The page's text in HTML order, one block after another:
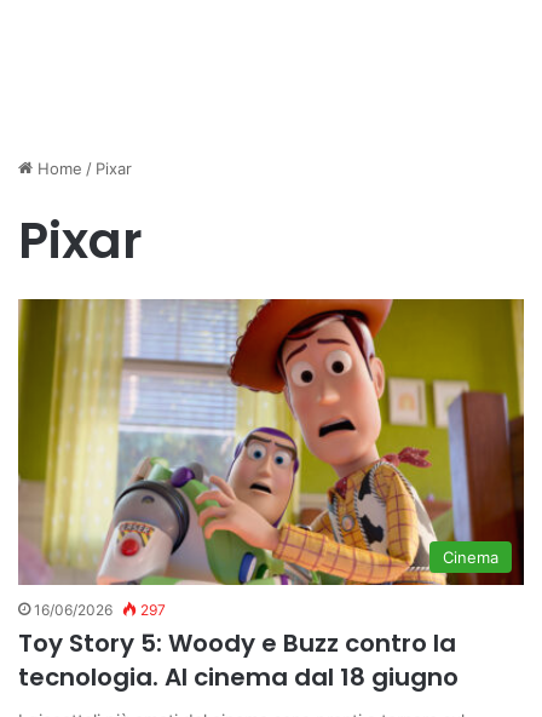
Home / Pixar
Pixar
Cinema
16/06/2026 297
Toy Story 5: Woody e Buzz contro la
tecnologia. Al cinema dal 18 giugno